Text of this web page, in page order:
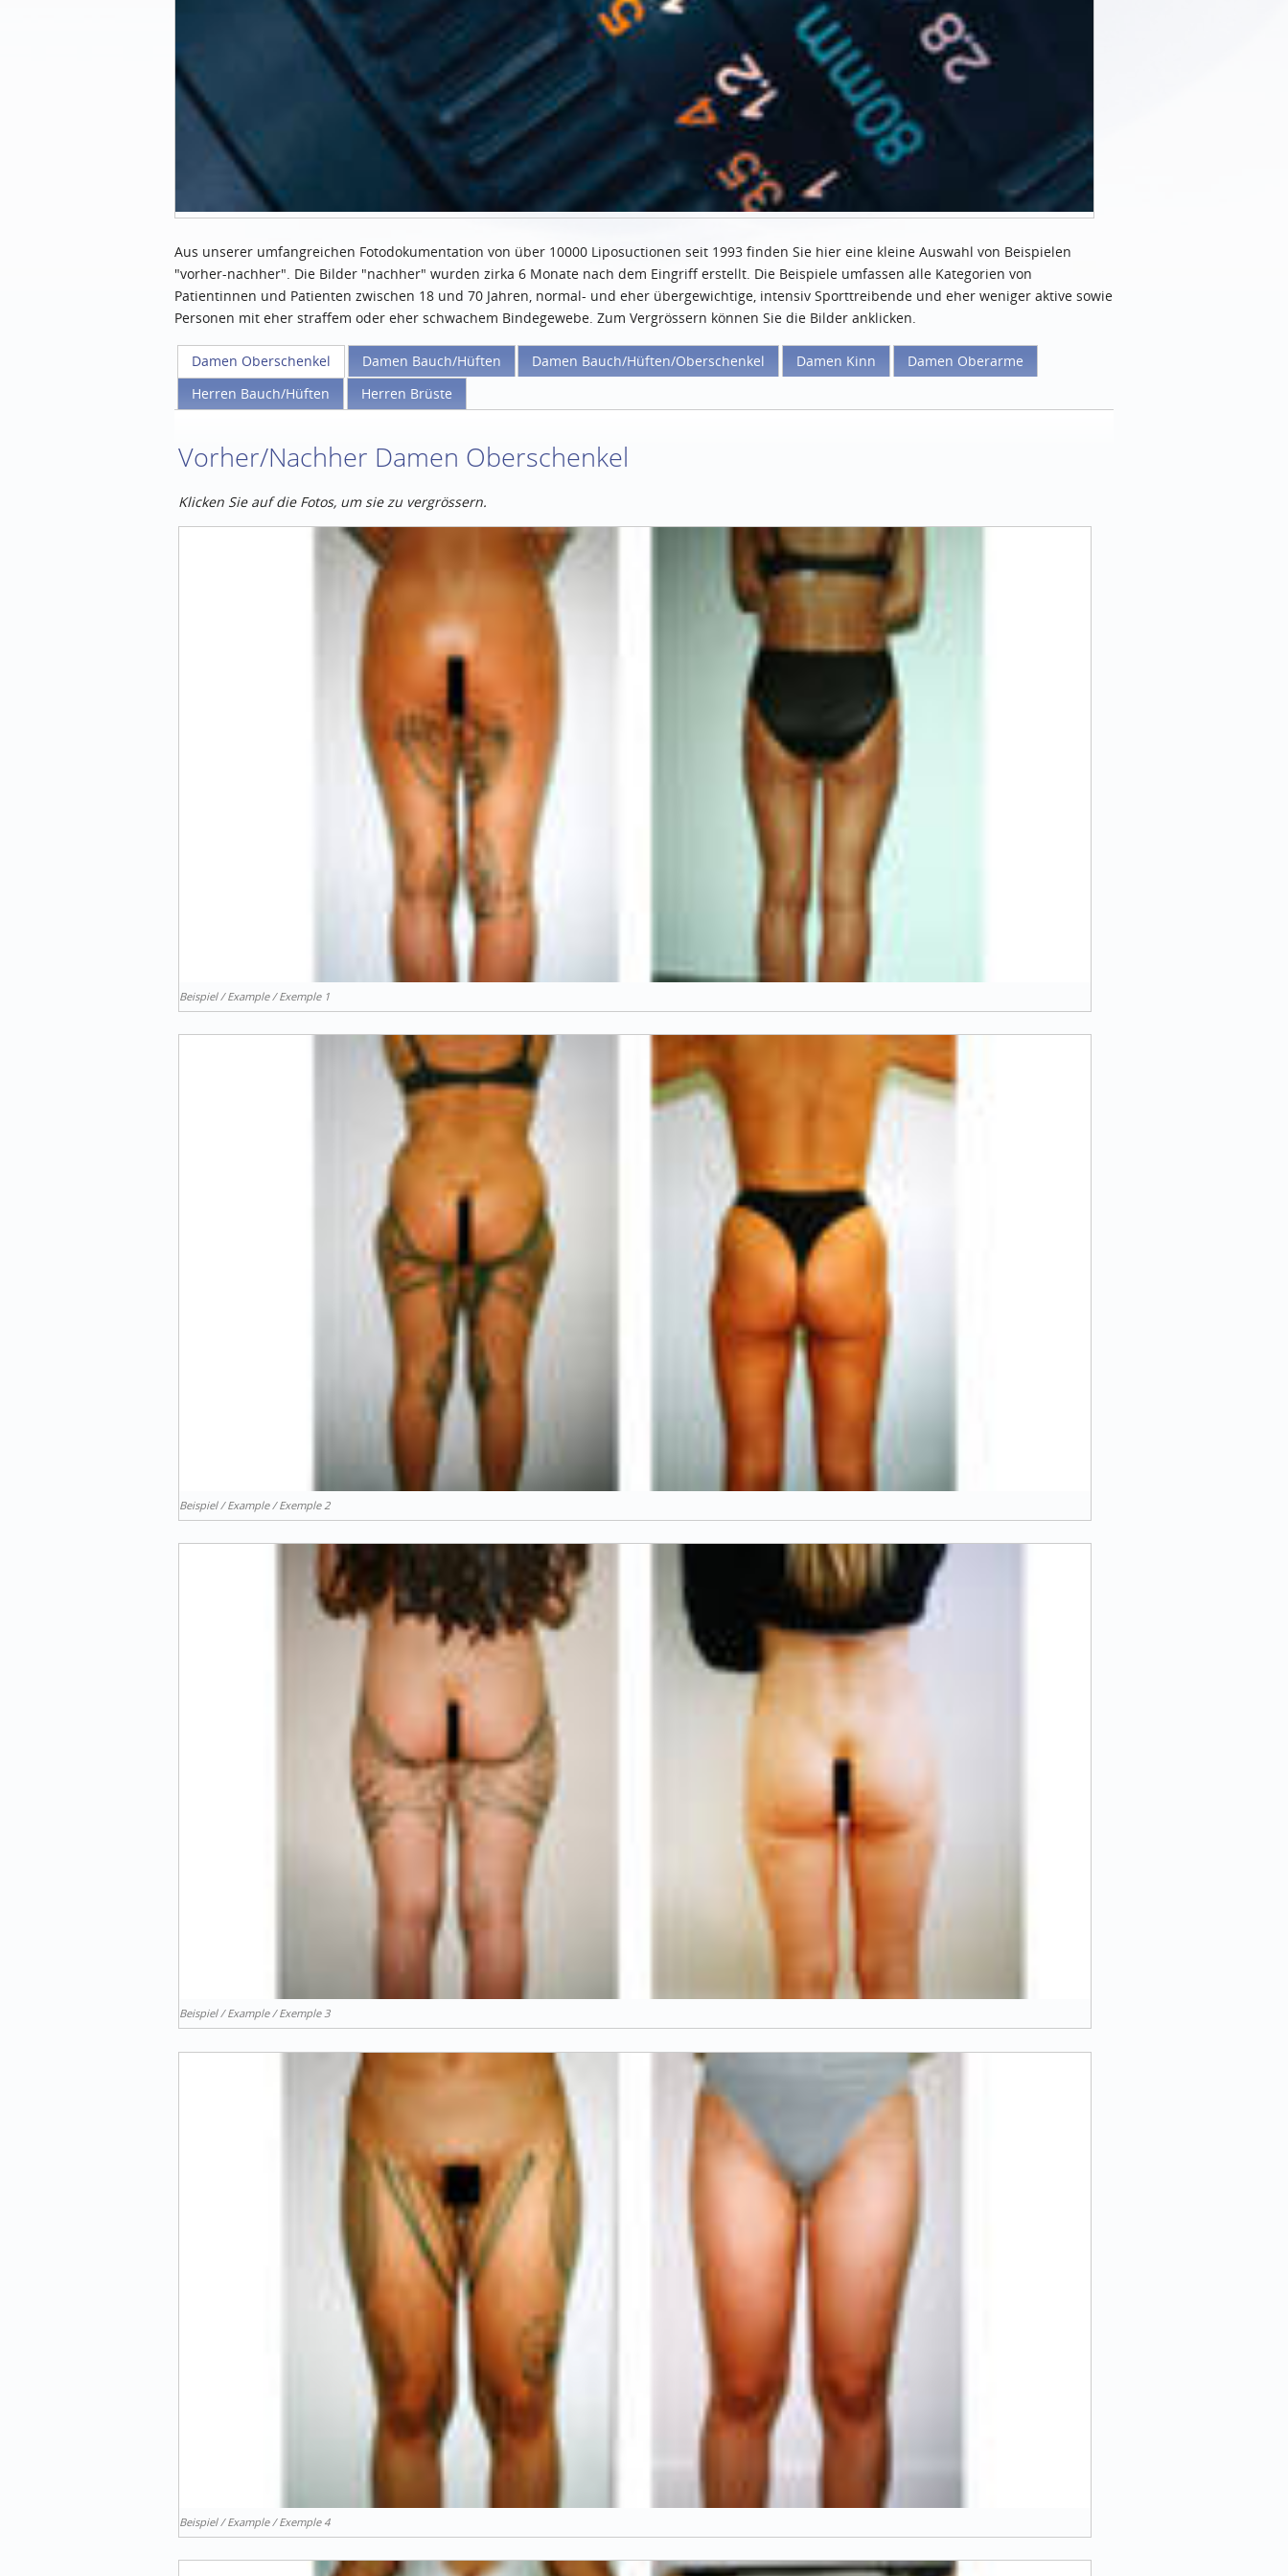
Aus unserer umfangreichen Fotodokumentation von über 10000 Liposuctionen seit 1993 finden Sie hier eine kleine Auswahl von Beispielen
"vorher-nachher". Die Bilder "nachher" wurden zirka 6 Monate nach dem Eingriff erstellt. Die Beispiele umfassen alle Kategorien von
Patientinnen und Patienten zwischen 18 und 70 Jahren, normal- und eher übergewichtige, intensiv Sporttreibende und eher weniger aktive sowie
Personen mit eher straffem oder eher schwachem Bindegewebe. Zum Vergrössern können Sie die Bilder anklicken.
Damen Oberschenkel Damen Bauch/Hüften Damen Bauch/Hüften/Oberschenkel Damen Kinn
Damen Oberarme
Herren Bauch/Hüften
Herren Brüste
Vorher/Nachher Damen Oberschenkel
Klicken Sie auf die Fotos, um sie zu vergrössern.
Beispiel / Example / Exemple 1
Beispiel / Example / Exemple 2
Beispiel / Example / Exemple 3
Beispiel / Example / Exemple 4